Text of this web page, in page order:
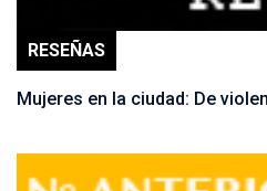
RESEÑAS
Mujeres en la ciudad: De